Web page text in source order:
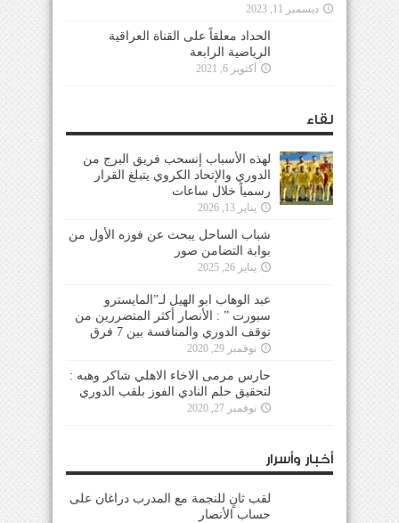
ديسمبر 11, 2023
الحداد معلقاً على القناة العراقية
الرياضية الرابعة
أكتوبر 6, 2021
لقاء
لهذه الأسباب إنسحب فريق البرج من
الدوري والإتحاد الكروي يتبلغ القرار
رسمياً خلال ساعات
يناير 13, 2026
شباب الساحل يبحث عن فوزه الأول من
بوابة التضامن صور
يناير 26, 2025
عبد الوهاب ابو الهيل لـ”المايسترو
سبورت ” : الأنصار أكثر المتضررين من
توقف الدوري والمنافسة بين 7 فرق
نوفمبر 29, 2020
حارس مرمى الاخاء الاهلي شاكر وهبه :
لتحقيق حلم النادي الفوز بلقب الدوري
نوفمبر 27, 2020
أخبار وأسرار
لقب ثانٍ للنجمة مع المدرب دراغان على
حساب الأنصار